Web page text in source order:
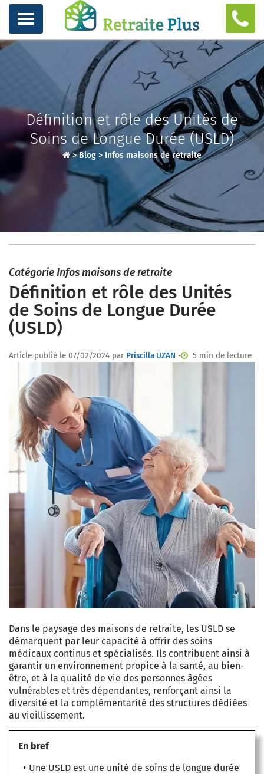
Définition et rôle des Unités de
Soins de Longue Durée (USLD)
>Blog > Infos maisons de retraite
Catégorie Infos maisons de retraite
Définition et rôle des Unités
de Soins de Longue Durée
(USLD)
Article publié le 07/02/2024 par Priscilla UZAN - 5 min de lecture
Dans le paysage des maisons de retraite, les USLD se
démarquent par leur capacité à offrir des soins
médicaux continus et spécialisés. Ils contribuent ainsi à
garantir un environnement propice à la santé, au bien-
être, et à la qualité de vie des personnes âgées
vulnérables et très dépendantes, renforçant ainsi la
diversité et la complémentarité des structures dédiées
au vieillissement.
En bref
Une USLD est une unité de soins de longue durée